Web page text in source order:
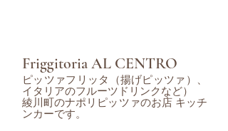
Friggitoria AL CENTRO
ピッツァフリッタ（揚げピッツァ）、
イタリアのフルーツドリンクなど）
綾川町のナポリピッツァのお店 キッチ
ンカーです。